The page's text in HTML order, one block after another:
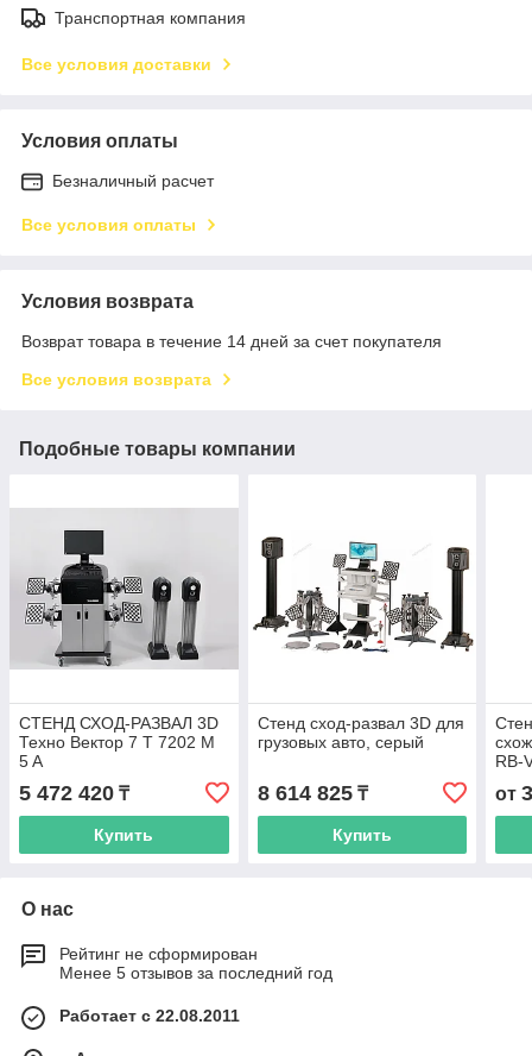
Транспортная компания
Все условия доставки
Условия оплаты
Безналичный расчет
Все условия оплаты
Условия возврата
Возврат товара в течение 14 дней за счет покупателя
Все условия возврата
Подобные товары компании
СТЕНД СХОД-РАЗВАЛ 3D
Техно Вектор 7 T 7202 M
5 A
5 472 420 ₸
Купить
Стенд сход-развал 3D для
грузовых авто, серый
8 614 825₸
Купить
RB-
от
О нас
Рейтинг не сформирован
Менее 5 отзывов за последний год
Работает с 22.08.2011